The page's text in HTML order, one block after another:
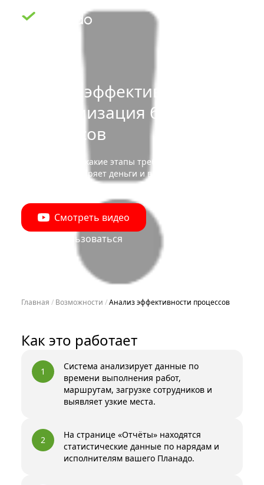
Анализ эффективности
и оптимизация бизнес-
процессов
Вы понимаете, какие этапы требуют оптимизации, а
где компания теряет деньги и время.
Смотреть видео
Начать пользоваться
Главная / Возможности / Анализ эффективности процессов
Как это работает
1
Система анализирует данные по
времени выполнения работ,
маршрутам, загрузке сотрудников и
выявляет узкие места.
2
На странице «Отчёты» находятся
статистические данные по нарядам и
исполнителям вашего Планадо.